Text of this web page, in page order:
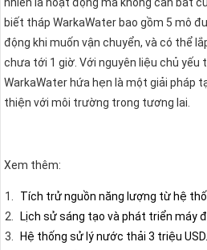
nhiên là hoạt động mà không cần bất
biết tháp WarkaWater bao gồm 5 mô
động khi muốn vận chuyển, và có thể
chưa tới 1 giờ. Với nguyên liệu chủ yếu
WarkaWater hứa hẹn là một giải pháp
thiện với môi trường trong tương lai.
Xem thêm:
Tích trử nguồn năng lượng từ hệ
Lịch sử sáng tạo và phát triển máy
Hệ thống sử lý nước thải 3 triệu USD.